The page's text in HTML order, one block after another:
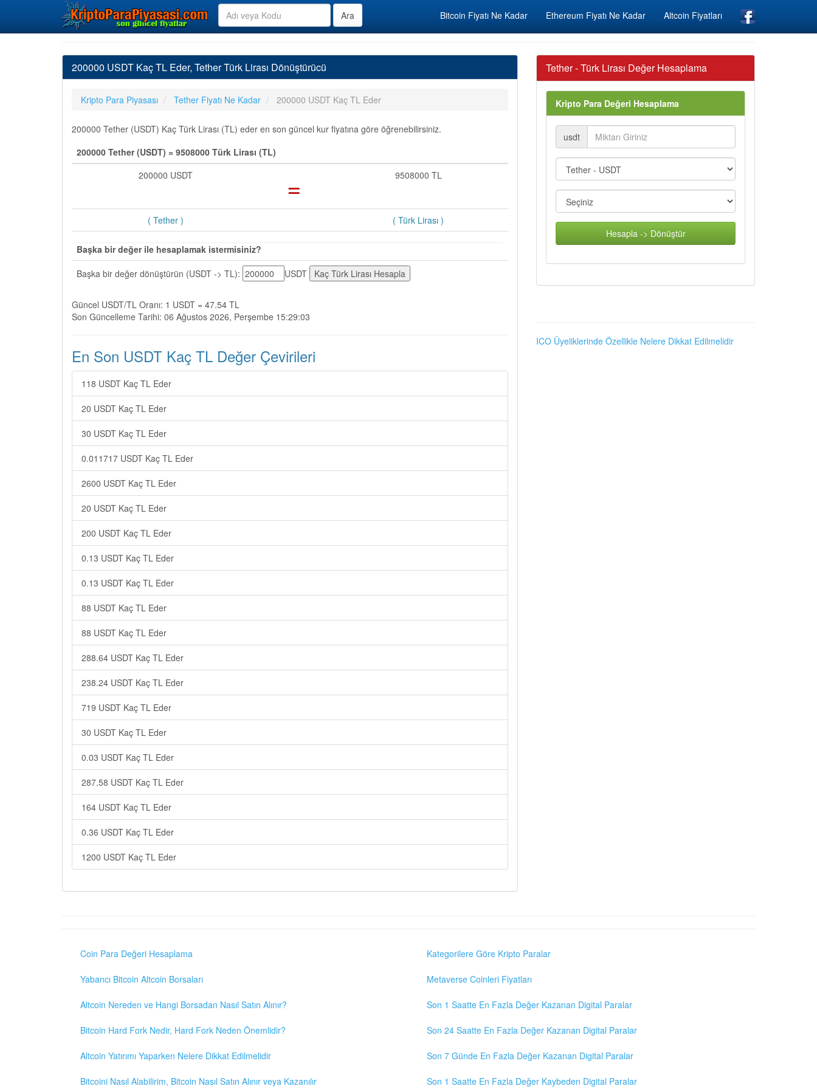
Bitcoin Fiyatı Ne Kadar Ethereum Fiyatı Ne Kadar Altcoin Fiyatları
200000 USDT Kaç TL Eder, Tether Türk Lirası Dönüştürücü
Kripto Para Piyasası Tether Fiyatı Ne Kadar 200000 USDT Kaç TL Eder
200000 Tether (USDT) Kaç Türk Lirası (TL) eder en son güncel kur fiyatına göre öğrenebilirsiniz.
200000 Tether (USDT) = 9508000 Türk Lirası (TL)
200000 USDT
= 9508000 TL
( Tether ) ( Türk Lirası )
Başka bir değer ile hesaplamak istermisiniz?
Başka bir değer dönüştürün (USDT -> TL):
USDT
Güncel USDT/TL Oranı: 1 USDT = 47.54 TL
Son Güncelleme Tarihi: 06 Ağustos 2026, Perşembe 15:29:03
En Son USDT Kaç TL Değer Çevirileri
118 USDT Kaç TL Eder
20 USDT Kaç TL Eder
30 USDT Kaç TL Eder
0.011717 USDT Kaç TL Eder
2600 USDT Kaç TL Eder
20 USDT Kaç TL Eder
200 USDT Kaç TL Eder
0.13 USDT Kaç TL Eder
0.13 USDT Kaç TL Eder
88 USDT Kaç TL Eder
88 USDT Kaç TL Eder
288.64 USDT Kaç TL Eder
238.24 USDT Kaç TL Eder
719 USDT Kaç TL Eder
30 USDT Kaç TL Eder
0.03 USDT Kaç TL Eder
287.58 USDT Kaç TL Eder
164 USDT Kaç TL Eder
0.36 USDT Kaç TL Eder
1200 USDT Kaç TL Eder
Tether - Türk Lirası Değer Hesaplama
Kripto Para Değeri Hesaplama
usdt
Hesapla -> Dönüştür
ICO Üyeliklerinde Özellikle Nelere Dikkat Edilmelidir
Coin Para Değeri Hesaplama
Yabancı Bitcoin Altcoin Borsaları
Altcoin Nereden ve Hangi Borsadan Nasıl Satın Alınır?
Bitcoin Hard Fork Nedir, Hard Fork Neden Önemlidir?
Altcoin Yatırımı Yaparken Nelere Dikkat Edilmelidir
Bitcoini Nasıl Alabilirim, Bitcoin Nasıl Satın Alınır veya Kazanılır
Kategorilere Göre Kripto Paralar
Metaverse Coinleri Fiyatları
Son 1 Saatte En Fazla Değer Kazanan Digital Paralar
Son 24 Saatte En Fazla Değer Kazanan Digital Paralar
Son 7 Günde En Fazla Değer Kazanan Digital Paralar
Son 1 Saatte En Fazla Değer Kaybeden Digital Paralar